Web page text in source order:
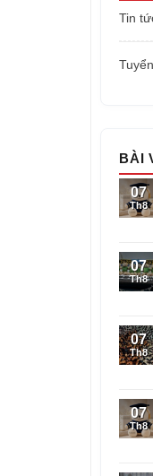
Tin
BÀI
07
Th8
07
Th8
07
Th8
07
Th8